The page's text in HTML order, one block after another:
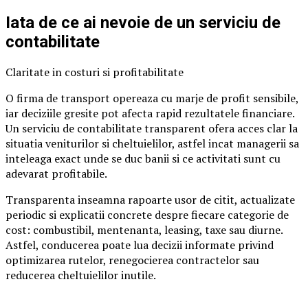
Iata de ce ai nevoie de un serviciu de
contabilitate
Claritate in costuri si profitabilitate
O firma de transport opereaza cu marje de profit sensibile,
iar deciziile gresite pot afecta rapid rezultatele financiare.
Un serviciu de contabilitate transparent ofera acces clar la
situatia veniturilor si cheltuielilor, astfel incat managerii sa
inteleaga exact unde se duc banii si ce activitati sunt cu
adevarat profitabile.
Transparenta inseamna rapoarte usor de citit, actualizate
periodic si explicatii concrete despre fiecare categorie de
cost: combustibil, mentenanta, leasing, taxe sau diurne.
Astfel, conducerea poate lua decizii informate privind
optimizarea rutelor, renegocierea contractelor sau
reducerea cheltuielilor inutile.